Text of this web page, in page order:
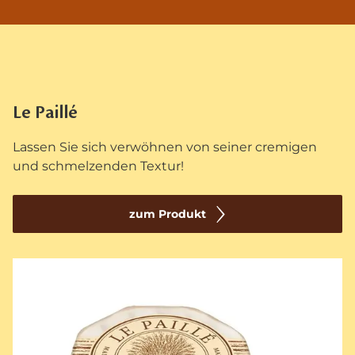
Le Paillé
Lassen Sie sich verwöhnen von seiner cremigen
und schmelzenden Textur!
zum Produkt